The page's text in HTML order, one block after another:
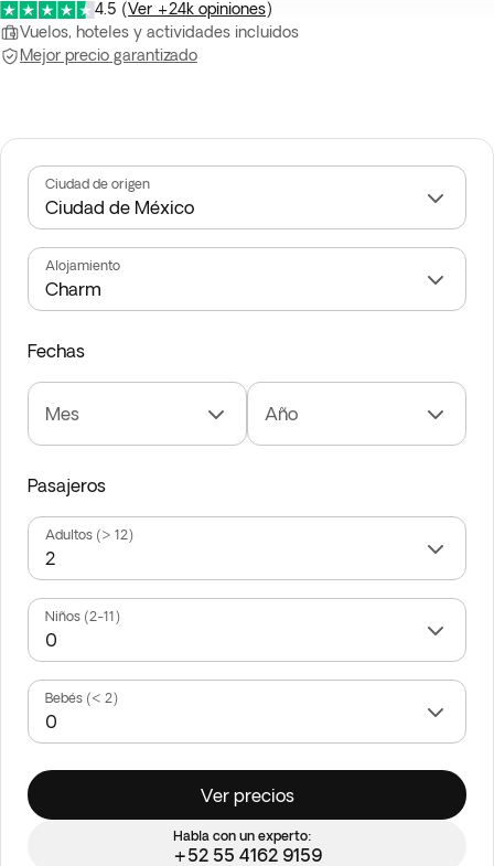
4.5 (Ver +24k opiniones)
Vuelos, hoteles y actividades incluidos
Mejor precio garantizado
Ciudad de origen
Alojamiento
Fechas
Mes Año
Pasajeros
Adultos (> 12)
Niños (2-11)
Bebés (< 2)
Ver precios
Habla con un experto:
+52 55 4162 9159